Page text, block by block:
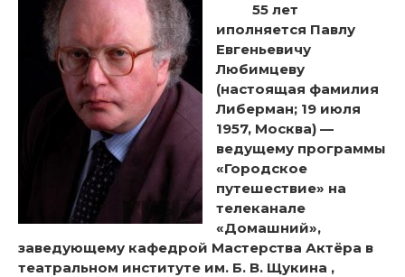
55 лет
иполняется Павлу
Евгеньевичу
Любимцеву
(настоящая фамилия
Либерман; 19 июля
1957, Москва) —
ведущему программы
«Городское
путешествие» на
телеканале
«Домашний»,
заведующему кафедрой Мастерства Актёра в
театральном институте им. Б. В. Щукина ,